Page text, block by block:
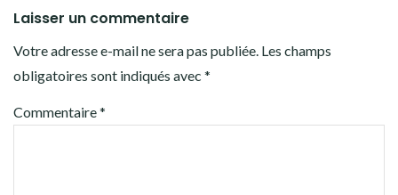
Laisser un commentaire
Votre adresse e-mail ne sera pas publiée. Les champs
obligatoires sont indiqués avec *
Commentaire*